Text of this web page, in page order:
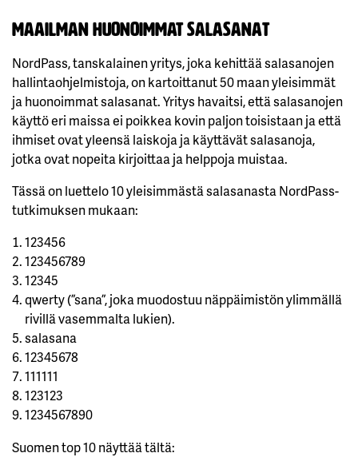
Maailman huonoimmat salasanat
NordPass, tanskalainen yritys, joka kehittää salasanojen
hallintaohjelmistoja, on kartoittanut 50 maan yleisimmät
ja huonoimmat salasanat. Yritys havaitsi, että salasanojen
käyttö eri maissa ei poikkea kovin paljon toisistaan ja että
ihmiset ovat yleensä laiskoja ja käyttävät salasanoja,
jotka ovat nopeita kirjoittaa ja helppoja muistaa.
Tässä on luettelo 10 yleisimmästä salasanasta NordPass-
tutkimuksen mukaan:
123456
123456789
12345
qwerty (”sana”, joka muodostuu näppäimistön ylimmällä
rivillä vasemmalta lukien).
salasana
12345678
111111
123123
1234567890
Suomen top 10 näyttää tältä: